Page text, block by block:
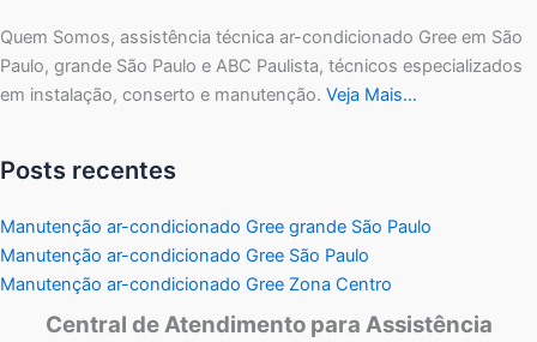
Quem Somos, assistência técnica ar-condicionado Gree em São
Paulo, grande São Paulo e ABC Paulista, técnicos especializados
em instalação, conserto e manutenção. Veja Mais…
Posts recentes
Manutenção ar-condicionado Gree grande São Paulo
Manutenção ar-condicionado Gree São Paulo
Manutenção ar-condicionado Gree Zona Centro
Central de Atendimento para Assistência